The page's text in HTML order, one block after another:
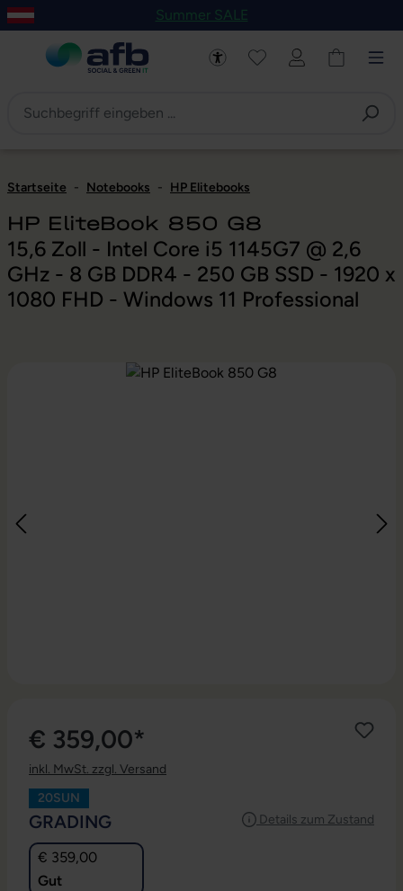
Hauptinhalt springen
Zur Navigation der B2B-Plattform springen
Summer SALE
Startseite - Notebooks - HP Elitebooks
HP EliteBook 850 G8
15,6 Zoll - Intel Core i5 1145G7 @ 2,6
GHz - 8 GB DDR4 - 250 GB SSD - 1920 x
1080 FHD - Windows 11 Professional
Bildergalerie überspringen
€ 359,00*
inkl. MwSt. zzgl. Versand
20SUN
Details zum Zustand
GRADING
€ 359,00
Gut